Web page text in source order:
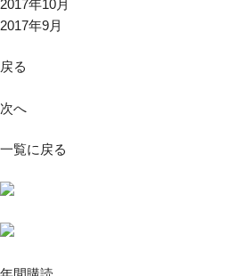
2017年10月
2017年9月
戻る
次へ
一覧に戻る